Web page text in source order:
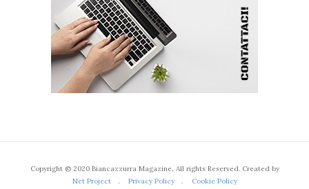
Copyright © 2020 Biancazzurra Magazine, All rights Reserved. Created by
Net Project
. Privacy Policy . Cookie Policy